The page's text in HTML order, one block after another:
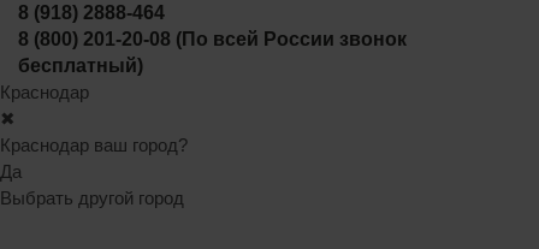
8 (918) 2888-464
8 (800) 201-20-08 (По всей России звонок
бесплатный)
Краснодар
✖
Краснодар ваш город?
Да
Выбрать другой город